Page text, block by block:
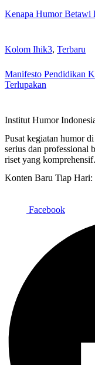
Kenapa Humor Betawi
Kolom Ihik3, Terbaru
Manifesto Pendidikan
Terlupakan
Institut Humor
Pusat kegiatan humor
serius dan professional
riset yang komprehensif.
Konten Baru Tiap Hari:
Facebook